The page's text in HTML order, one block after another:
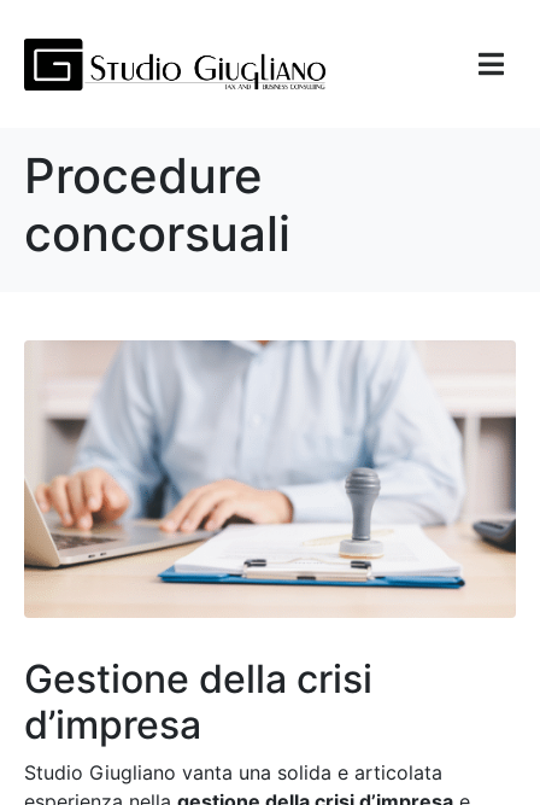
Procedure
concorsuali
Gestione della crisi
d’impresa
Studio Giugliano vanta una solida e articolata